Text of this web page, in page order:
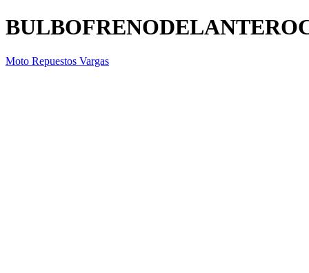
Moto Repuestos Vargas